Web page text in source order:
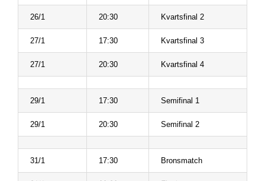
26/1 20:30 Kvartsfinal 2
27/1 17:30 Kvartsfinal 3
27/1 20:30 Kvartsfinal 4
29/1 17:30 Semifinal 1
29/1 20:30 Semifinal 2
31/1 17:30 Bronsmatch